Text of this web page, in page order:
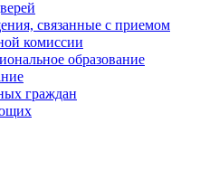
связанные с приемом
комиссии
образование
граждан